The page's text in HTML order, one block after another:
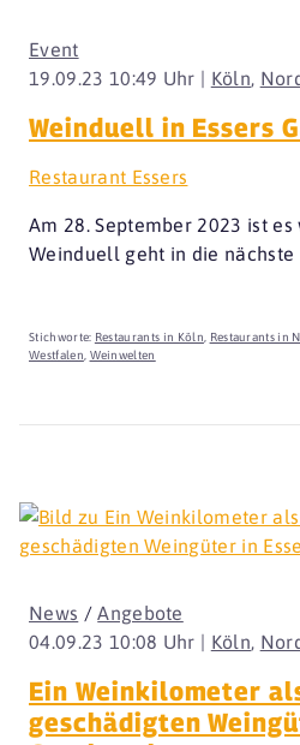
19.09.23 10:49 Uhr | Köln,
Event
Weinduell in Essers
Restaurant Essers
Am 28. September 2023 ist
Weinduell geht in die nächste
Stichworte: Restaurants in Köln
Restaurants in
Westfalen Weinwelten
04.09.23 10:08 Uhr | Köln,
News /Angebote
Ein Weinkilometer
geschädigten